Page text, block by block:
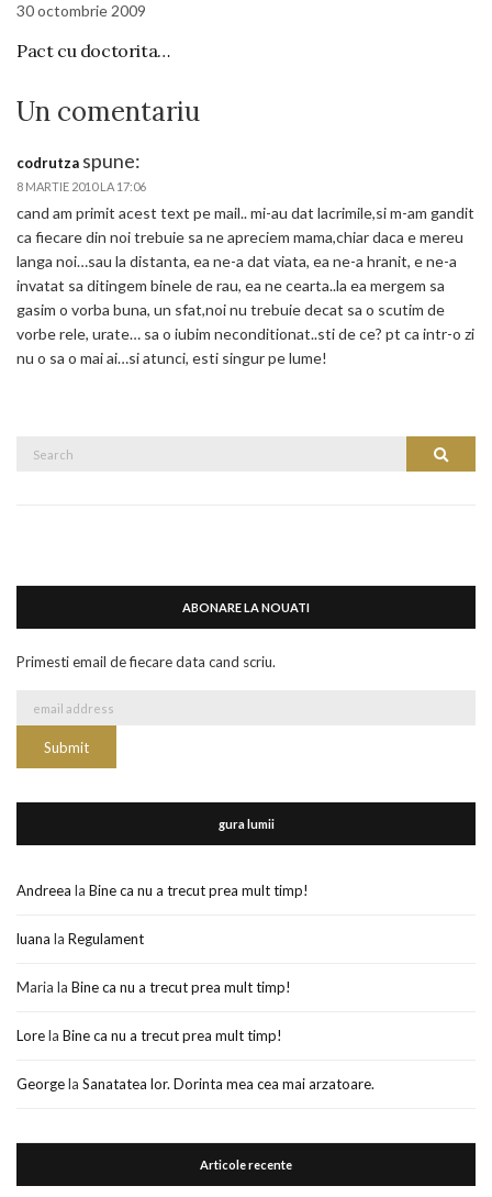
30 octombrie 2009
Pact cu doctorita…
Un comentariu
codrutza spune:
8 MARTIE 2010 LA 17:06
cand am primit acest text pe mail.. mi-au dat lacrimile,si m-am gandit
ca fiecare din noi trebuie sa ne apreciem mama,chiar daca e mereu
langa noi…sau la distanta, ea ne-a dat viata, ea ne-a hranit, e ne-a
invatat sa ditingem binele de rau, ea ne cearta..la ea mergem sa
gasim o vorba buna, un sfat,noi nu trebuie decat sa o scutim de
vorbe rele, urate… sa o iubim neconditionat..sti de ce? pt ca intr-o zi
nu o sa o mai ai…si atunci, esti singur pe lume!
Search
ABONARE LA NOUATI
Primesti email de fiecare data cand scriu.
gura lumii
Andreea la Bine ca nu a trecut prea mult timp!
luana la Regulament
Maria la Bine ca nu a trecut prea mult timp!
Lorela Bine ca nu a trecut prea mult timp!
Georgela Sanatatea lor. Dorinta mea cea mai arzatoare.
Articole recente